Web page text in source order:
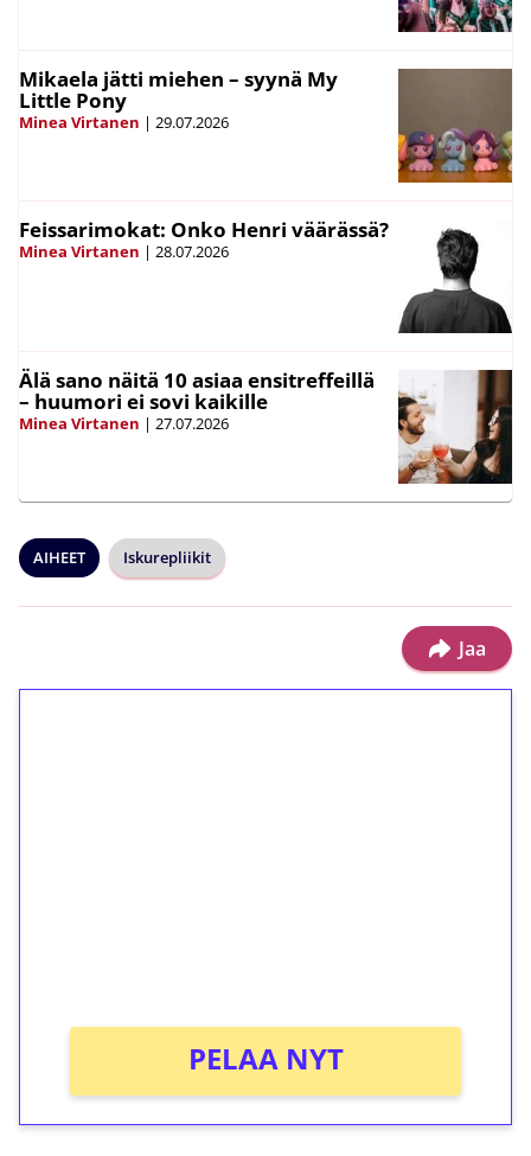
Mikaela jätti miehen – syynä My
Little Pony
Minea Virtanen | 29.07.2026
Feissarimokat: Onko Henri väärässä?
Minea Virtanen | 28.07.2026
Älä sano näitä 10 asiaa ensitreffeillä
– huumori ei sovi kaikille
Minea Virtanen | 27.07.2026
AIHEET Iskurepliikit
Jaa
PELAA NYT